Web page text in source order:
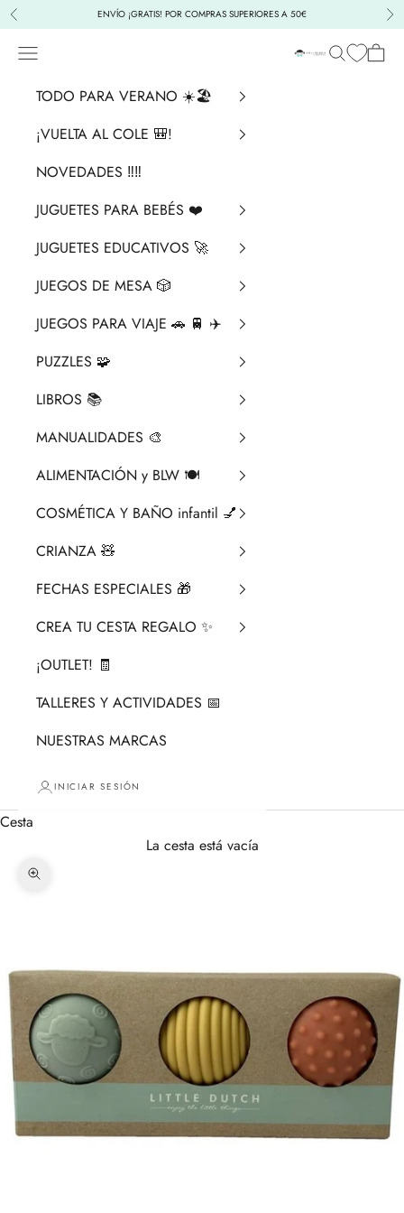
Ir al contenido
Anterior ENVÍO ¡GRATIS! POR COMPRAS SUPERIORES A 50€
La Chata
Menú BuscarCesta
TODO PARA VERANO ☀️🏖️
¡VUELTA AL COLE 🎒!
NOVEDADES ‼️​‼️​
JUGUETES PARA BEBÉS ❤️​
JUGUETES EDUCATIVOS 🚀
JUEGOS DE MESA 🎲
JUEGOS PARA VIAJE 🚗 🚆 ✈️
PUZZLES 🧩
LIBROS 📚​
MANUALIDADES 🎨​
ALIMENTACIÓN y BLW 🍽️
COSMÉTICA Y BAÑO infantil 💅
CRIANZA ​🧸​
FECHAS ESPECIALES 🎁
CREA TU CESTA REGALO ✨
¡OUTLET! 🧾
TALLERES Y ACTIVIDADES 📅
NUESTRAS MARCAS
INICIAR SESIÓN
Cesta
La cesta está vacía
Zoom